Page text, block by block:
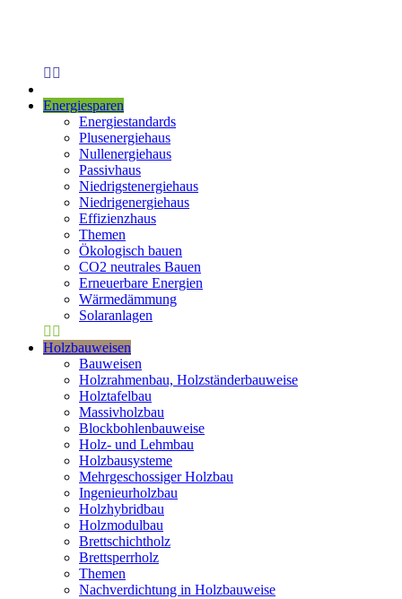
Energiesparen
Energiestandards
Plusenergiehaus
Nullenergiehaus
Passivhaus
Niedrigstenergiehaus
Niedrigenergiehaus
Effizienzhaus
Themen
Ökologisch bauen
CO2 neutrales Bauen
Erneuerbare Energien
Wärmedämmung
Solaranlagen
Holzbauweisen
Bauweisen
Holzrahmenbau, Holzständerbauweise
Holztafelbau
Massivholzbau
Blockbohlenbauweise
Holz- und Lehmbau
Holzbausysteme
Mehrgeschossiger Holzbau
Ingenieurholzbau
Holzhybridbau
Holzmodulbau
Brettschichtholz
Brettsperrholz
Themen
Nachverdichtung in Holzbauweise